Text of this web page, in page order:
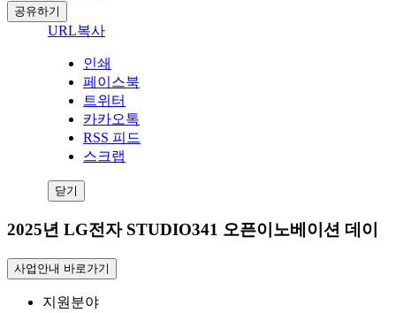
공유하기
URL복사
인쇄
페이스북
트위터
카카오톡
RSS 피드
스크랩
닫기
2025년 LG전자 STUDIO341 오픈이노베이션 데이
사업안내 바로가기
지원분야